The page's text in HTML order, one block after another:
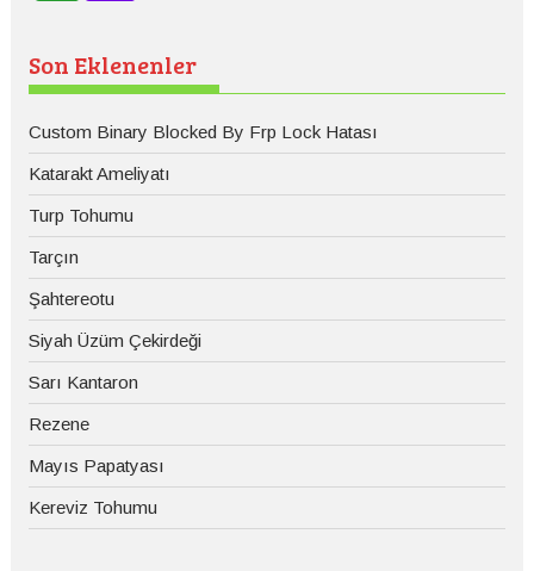
Son Eklenenler
Custom Binary Blocked By Frp Lock Hatası
Katarakt Ameliyatı
Turp Tohumu
Tarçın
Şahtereotu
Siyah Üzüm Çekirdeği
Sarı Kantaron
Rezene
Mayıs Papatyası
Kereviz Tohumu